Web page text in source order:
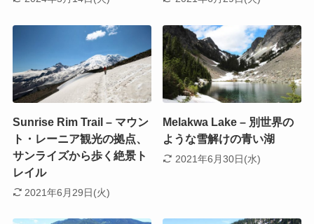
Sunrise Rim Trail – マウン
ト・レーニア観光の拠点、
サンライズから歩く絶景ト
レイル
2021年6月29日(火)
Melakwa Lake – 別世界の
ような雪解けの青い湖
2021年6月30日(水)